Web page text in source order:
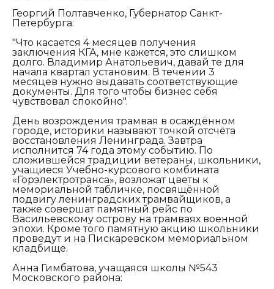
Георгий Полтавченко, Губернатор Санкт-
Петербурга:
"Что касается 4 месяцев получения
заключения КГА, мне кажется, это слишком
долго. Владимир Анатольевич, давай те для
начала квартал установим. В течении 3
месяцев нужно выдавать соответствующие
документы. Для того чтобы бизнес себя
чувствовал спокойно".
День возрождения трамвая в осаждённом
городе, историки называют точкой отсчёта
восстановления Ленинграда. Завтра
исполнится 74 года этому событию. По
сложившейся традиции ветераны, школьники,
учащиеся Учебно-курсового комбината
«Горэлектротранса», возложат цветы к
мемориальной табличке, посвящённой
подвигу ленинградских трамвайщиков, а
также совершат памятный рейс по
Васильевскому острову на трамваях военной
эпохи. Кроме того памятную акцию школьники
проведут и на Пискаревском мемориальном
кладбище.
Анна Гимбатова, учащаяся школы №543
Московского района: